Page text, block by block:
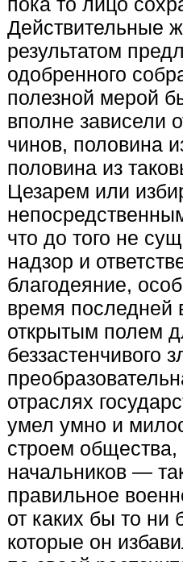
Действительные
результатом
одобренного
полезной мерой
вполне зависели
чинов, половина
половина из
Цезарем или
что до того не
надзор и
благодеяние,
время
открытым полем
беззастенчивого
отраслях
умел умно и
строем
начальников —
правильное
от каких бы то ни
которые он